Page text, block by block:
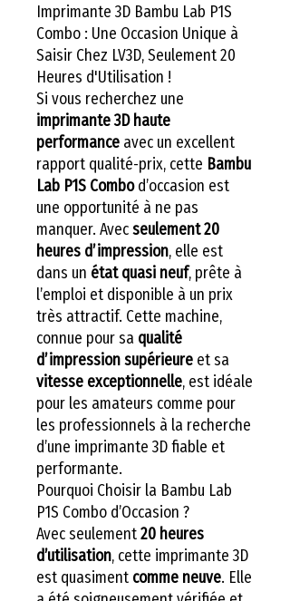
Imprimante 3D Bambu Lab P1S
Combo : Une Occasion Unique à
Saisir Chez LV3D, Seulement 20
Heures d'Utilisation !
Si vous recherchez une
imprimante 3D haute
performance avec un excellent
rapport qualité-prix, cette Bambu
Lab P1S Combod’occasion est
une opportunité à ne pas
manquer. Avecseulement 20
heures d’impression, elle est
dans un état quasi neuf, prête à
l’emploi et disponible à un prix
très attractif. Cette machine,
connue pour sa qualité
d’impression supérieure et sa
vitesse exceptionnelle, est idéale
pour les amateurs comme pour
les professionnels à la recherche
d’une imprimante 3D fiable et
performante.
Pourquoi Choisir la Bambu Lab
P1S Combo d’Occasion ?
Avec seulement20 heures
d’utilisation, cette imprimante 3D
est quasiment comme neuve. Elle